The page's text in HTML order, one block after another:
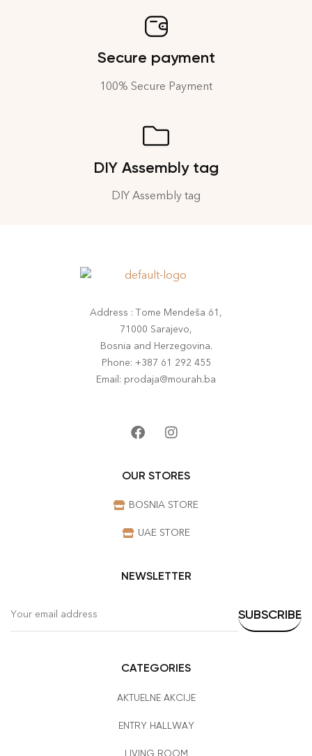
Secure payment
100% Secure Payment
DIY Assembly tag
DIY Assembly tag
Address : Tome Mendeša 61,
71000 Sarajevo,
Bosnia and Herzegovina.
Phone: +387 61 292 455
Email: prodaja@mourah.ba
CATEGORIES
AKTUELNE AKCIJE
ENTRY HALLWAY
LIVING ROOM
OUR STORES
BOSNIA STORE
UAE STORE
NEWSLETTER